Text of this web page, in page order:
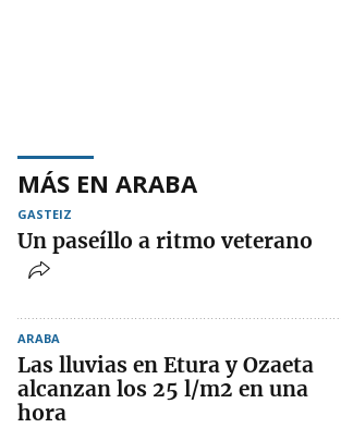
MÁS EN ARABA
GASTEIZ
Un paseíllo a ritmo veterano
ARABA
Las lluvias en Etura y Ozaeta
alcanzan los 25 l/m2 en una
hora